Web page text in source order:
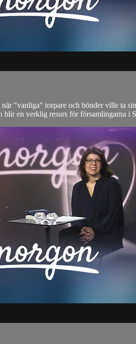
"vanliga" torpare och bönder ville ta
blir en verklig resurs för församlingarna i